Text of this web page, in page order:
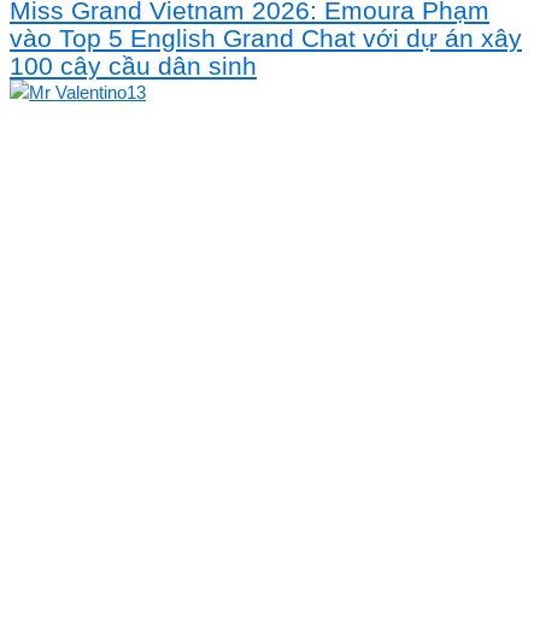
Miss Grand Vietnam 2026: Emoura Phạm
vào Top 5 English Grand Chat với dự án xây
100 cây cầu dân sinh